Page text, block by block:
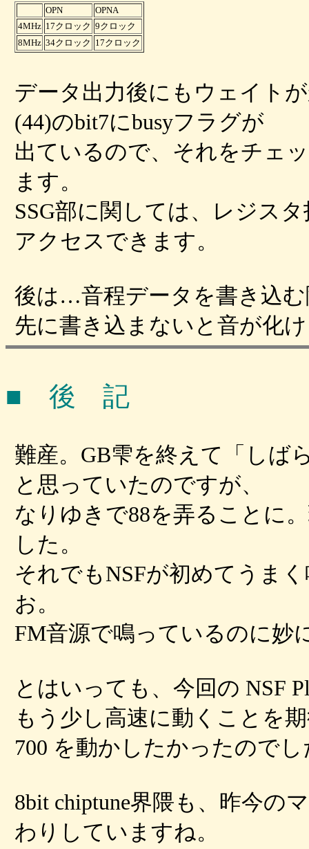
OPN
OPNA
4MHz 17クロック 9クロック
8MHz 34クロック 17クロック
データ出力後にもウェイト
(44)のbit7にbusyフラグが
出ているので、それをチェ
ます。
SSG部に関しては、レジス
アクセスできます。
後は…音程データを書き込む
先に書き込まないと音が化
■ 後 記
難産。GB雫を終えて「しば
と思っていたのですが、
なりゆきで88を弄ることに
した。
それでもNSFが初めてうま
お。
FM音源で鳴っているのに妙
とはいっても、今回の NSF
もう少し高速に動くことを
700 を動かしたかったので
8bit chiptune界隈も、昨今の
わりしていますね。